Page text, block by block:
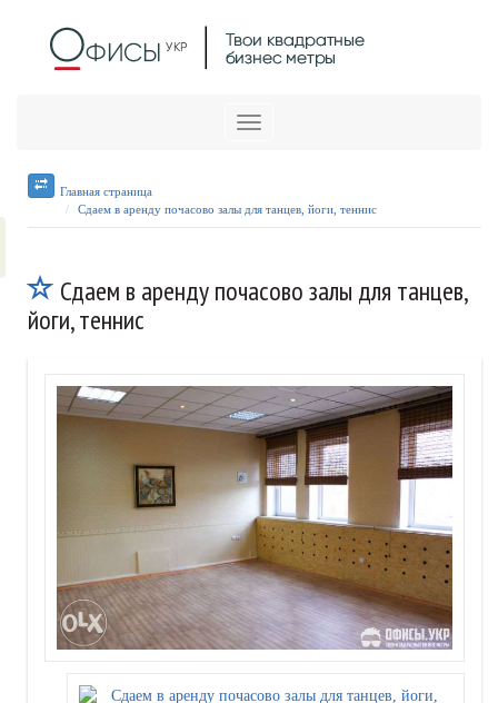
Меню
Главная страница
Сдаем в аренду почасово залы для танцев, йоги, теннис
Сдаем в аренду почасово залы для танцев,
йоги, теннис